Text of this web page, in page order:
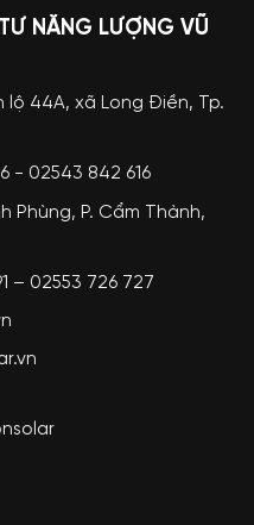
NĂNG LƯỢNG VŨ
lộ 44A, xã Long Điền, Tp.
- 02543 842 616
Phùng, P. Cẩm Thành,
– 02553 726 727